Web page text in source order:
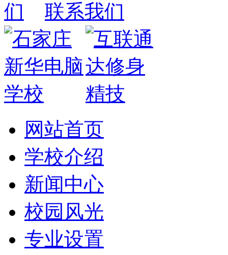
联系我们
网站首页
学校介绍
新闻中心
校园风光
专业设置